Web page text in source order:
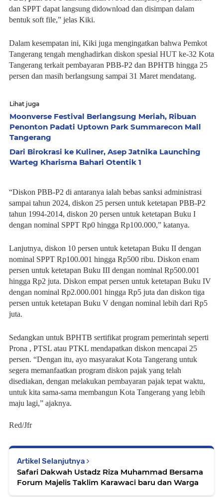
dan SPPT dapat langsung didownload dan disimpan dalam
bentuk soft file,” jelas Kiki.
Dalam kesempatan ini, Kiki juga mengingatkan bahwa Pemkot
Tangerang tengah menghadirkan diskon spesial HUT ke-32 Kota
Tangerang terkait pembayaran PBB-P2 dan BPHTB hingga 25
persen dan masih berlangsung sampai 31 Maret mendatang.
Lihat juga
Moonverse Festival Berlangsung Meriah, Ribuan
Penonton Padati Uptown Park Summarecon Mall
Tangerang
Dari Birokrasi ke Kuliner, Asep Jatnika Launching
Warteg Kharisma Bahari Otentik 1
“Diskon PBB-P2 di antaranya ialah bebas sanksi administrasi
sampai tahun 2024, diskon 25 persen untuk ketetapan PBB-P2
tahun 1994-2014, diskon 20 persen untuk ketetapan Buku I
dengan nominal SPPT Rp0 hingga Rp100.000,” katanya.
Lanjutnya, diskon 10 persen untuk ketetapan Buku II dengan
nominal SPPT Rp100.001 hingga Rp500 ribu. Diskon enam
persen untuk ketetapan Buku III dengan nominal Rp500.001
hingga Rp2 juta. Diskon empat persen untuk ketetapan Buku IV
dengan nominal Rp2.000.001 hingga Rp5 juta dan diskon tiga
persen untuk ketetapan Buku V dengan nominal lebih dari Rp5
juta.
Sedangkan untuk BPHTB sertifikat program pemerintah seperti
Prona , PTSL atau PTKL mendapatkan diskon mencapai 25
persen. “Dengan itu, ayo masyarakat Kota Tangerang untuk
segera memanfaatkan program diskon pajak yang telah
disediakan, dengan melakukan pembayaran pajak tepat waktu,
untuk kita sama-sama membangun Kota Tangerang yang lebih
maju lagi,” ajaknya.
Red/Jfr
Artikel Selanjutnya
Safari Dakwah Ustadz Riza Muhammad Bersama
Forum Majelis Taklim Karawaci baru dan Warga